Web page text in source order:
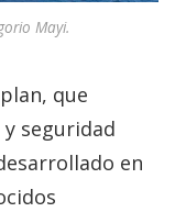
Mayi.
que
seguridad
en